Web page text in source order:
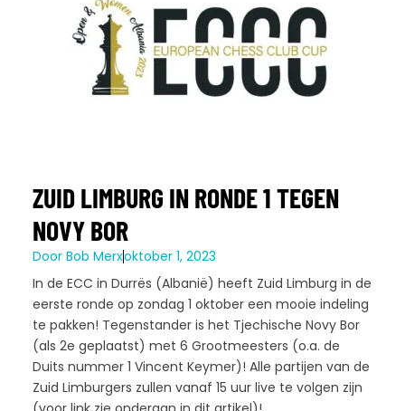
ZUID LIMBURG IN RONDE 1 TEGEN
NOVY BOR
DoorBob Merxoktober 1, 2023
In de ECC in Durrës (Albanië) heeft Zuid Limburg in de
eerste ronde op zondag 1 oktober een mooie indeling
te pakken! Tegenstander is het Tjechische Novy Bor
(als 2e geplaatst) met 6 Grootmeesters (o.a. de
Duits nummer 1 Vincent Keymer)! Alle partijen van de
Zuid Limburgers zullen vanaf 15 uur live te volgen zijn